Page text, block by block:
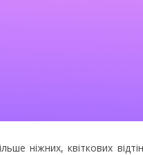
ніжних, квіткових